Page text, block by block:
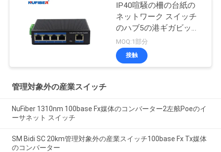
IP40喧騒の柵の台紙の
ネットワーク スイッチ
のハブ5の港ギガビット
Rj45 UTPインターフェ
イス
MOQ:1部分
接触
管理対象外の産業スイッチ
NuFiber 1310nm 100base Fx媒体のコンバーター2左舷Poeのイ
ーサネット スイッチ
SM Bidi SC 20km管理対象外の産業スイッチ100base Fx Tx媒体
のコンバーター